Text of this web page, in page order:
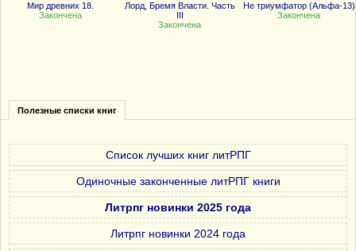
Мир древних 18.
Закончена
Лорд, Бремя Власти. Часть
III
Закончена
Не триумфатор (Альфа-13)
Закончена
Полезные списки книг
Список лучших книг литРПГ
Одиночные законченные литРПГ книги
Литрпг новинки 2025 года
Литрпг новинки 2024 года